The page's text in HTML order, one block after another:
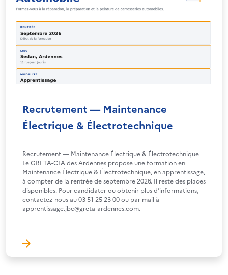
Recrutement — Maintenance
Électrique & Électrotechnique
Recrutement — Maintenance Électrique & Électrotechnique
Le GRETA-CFA des Ardennes propose une formation en
Maintenance Électrique & Électrotechnique, en apprentissage,
à compter de la rentrée de septembre 2026. Il reste des places
disponibles. Pour candidater ou obtenir plus d’informations,
contactez-nous au 03 51 25 23 00 ou par mail à
apprentissage.jbc@greta-ardennes.com.